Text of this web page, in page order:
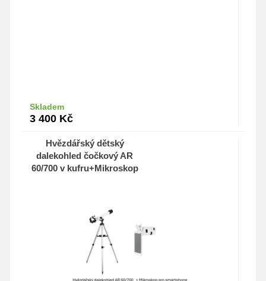
Skladem
3 400 Kč
Hvězdářský dětský
dalekohled čočkový AR
60/700 v kufru+Mikroskop